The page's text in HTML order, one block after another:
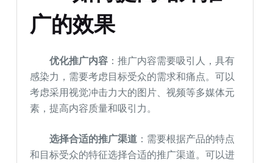
广的效果
优化推广内容：推广内容需要吸引人，具有
感染力，需要考虑目标受众的需求和痛点。可以
考虑采用视觉冲击力大的图片、视频等多媒体元
素，提高内容质量和吸引力。
选择合适的推广渠道：需要根据产品的特点
和目标受众的特征选择合适的推广渠道。可以进